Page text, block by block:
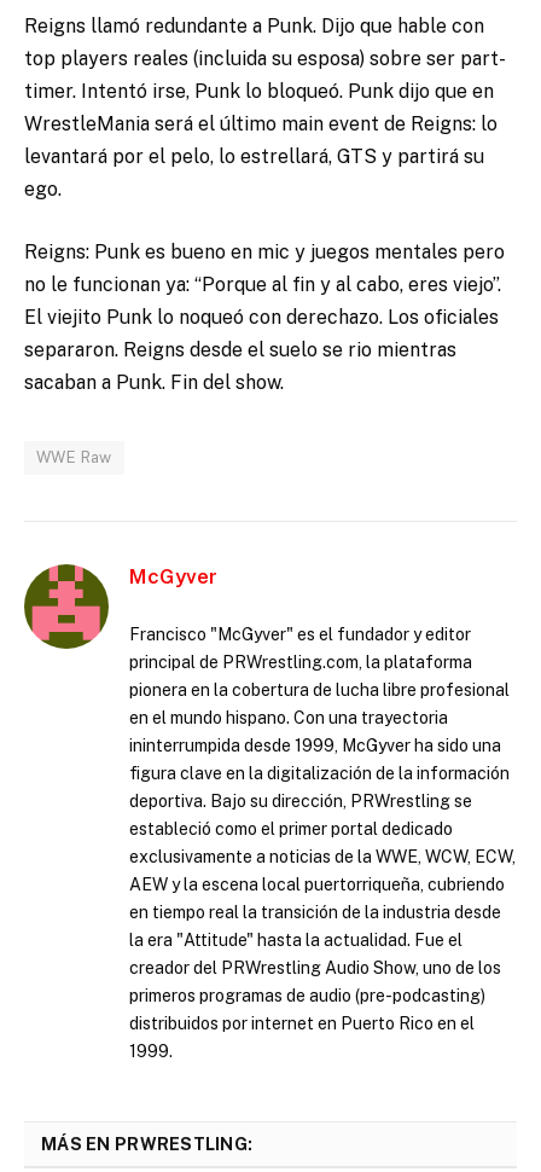
Reigns llamó redundante a Punk. Dijo que hable con
top players reales (incluida su esposa) sobre ser part-
timer. Intentó irse, Punk lo bloqueó. Punk dijo que en
WrestleMania será el último main event de Reigns: lo
levantará por el pelo, lo estrellará, GTS y partirá su
ego.
Reigns: Punk es bueno en mic y juegos mentales pero
no le funcionan ya: “Porque al fin y al cabo, eres viejo”.
El viejito Punk lo noqueó con derechazo. Los oficiales
separaron. Reigns desde el suelo se rio mientras
sacaban a Punk. Fin del show.
WWE Raw
McGyver
Francisco "McGyver" es el fundador y editor
principal de PRWrestling.com, la plataforma
pionera en la cobertura de lucha libre profesional
en el mundo hispano. Con una trayectoria
ininterrumpida desde 1999, McGyver ha sido una
figura clave en la digitalización de la información
deportiva. Bajo su dirección, PRWrestling se
estableció como el primer portal dedicado
exclusivamente a noticias de la WWE, WCW, ECW,
AEW y la escena local puertorriqueña, cubriendo
en tiempo real la transición de la industria desde
la era "Attitude" hasta la actualidad. Fue el
creador del PRWrestling Audio Show, uno de los
primeros programas de audio (pre-podcasting)
distribuidos por internet en Puerto Rico en el
1999.
MÁS EN PRWRESTLING: